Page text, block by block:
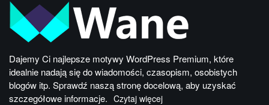
Dajemy Ci najlepsze motywy WordPress Premium, które
idealnie nadają się do wiadomości, czasopism, osobistych
blogów itp. Sprawdź naszą stronę docelową, aby uzyskać
szczegółowe informacje. Czytaj więcej